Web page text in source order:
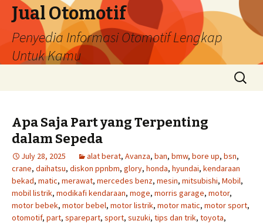
Jual Otomotif
Penyedia Informasi Otomotif Lengkap
Untuk Kamu
Search
for:
Apa Saja Part yang Terpenting
dalam Sepeda
July 28, 2025 alat berat, Avanza, ban, bmw, bore up, bsn,
crane, daihatsu, diskon ppnbm, glory, honda, hyundai, kendaraan
bekad, matic, merawat, mercedes benz, mesin, mitsubishi, Mobil,
mobil listrik, modikafi kendaraan, moge, morris garage, motor,
motor bebek, motor bebel, motor listrik, motor matic, motor sport,
otomotif, part, sparepart, sport, suzuki, tips dan trik, toyota,